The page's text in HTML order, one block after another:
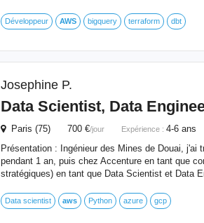
Développeur AWS bigquery terraform dbt
Josephine P.
Data Scientist, Data
Paris (75) 700 €/jour Expérience : 4-6 ans
Présentation : Ingénieur des Mines de Douai,
pendant 1 an, puis chez Accenture en tant que
stratégiques) en tant que Data Scientist et Data
Data scientist aws Python azure gcp